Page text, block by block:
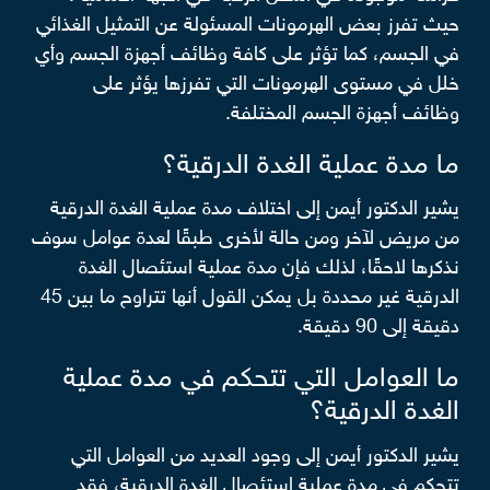
حيث تفرز بعض الهرمونات المسئولة عن التمثيل الغذائي
في الجسم، كما تؤثر على كافة وظائف أجهزة الجسم وأي
خلل في مستوى الهرمونات التي تفرزها يؤثر على
وظائف أجهزة الجسم المختلفة.
ما مدة عملية الغدة الدرقية؟
يشير الدكتور أيمن إلى اختلاف مدة عملية الغدة الدرقية
من مريض لآخر ومن حالة لأخرى طبقًا لعدة عوامل سوف
نذكرها لاحقًا، لذلك فإن مدة عملية استئصال الغدة
الدرقية غير محددة بل يمكن القول أنها تتراوح ما بين 45
دقيقة إلى 90 دقيقة.
ما العوامل التي تتحكم في مدة عملية
الغدة الدرقية؟
يشير الدكتور أيمن إلى وجود العديد من العوامل التي